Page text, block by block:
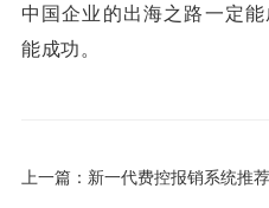
中国企业的出海之路一定
能成功。
上一篇： 新一代费控报销系统推